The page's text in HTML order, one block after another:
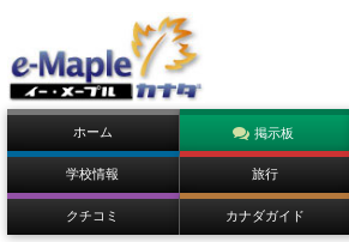
ホーム 掲示板
学校情報 旅行
クチコミ カナダガイド